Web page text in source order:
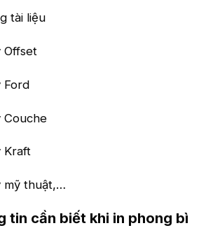
tài liệu
Offset
Ford
Couche
Kraft
mỹ thuật,…
tin cần biết khi in phong bì